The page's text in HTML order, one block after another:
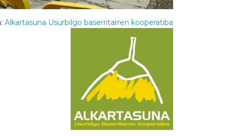
Alkartasuna Usurbilgo baserritarren kooperatiba